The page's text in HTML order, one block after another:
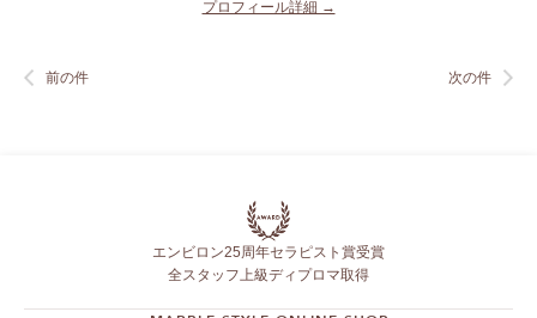
プロフィール詳細 →
前の件 次の件
エンビロン25周年セラピスト賞受賞
全スタッフ上級ディプロマ取得